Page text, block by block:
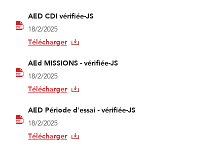
AED CDI vérifiée-JS
18/2/2025
Télécharger
AEd MISSIONS - vérifiée-JS
18/2/2025
Télécharger
AED Période d'essai - vérifiée-JS
18/2/2025
Télécharger